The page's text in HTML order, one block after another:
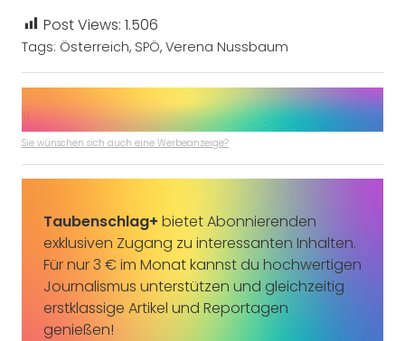
Post Views: 1.506
Tags: Österreich, SPÖ, Verena Nussbaum
Sie wünschen sich auch eine Werbeanzeige?
Taubenschlag+ bietet Abonnierenden
exklusiven Zugang zu interessanten Inhalten.
Für nur 3 € im Monat kannst du hochwertigen
Journalismus unterstützen und gleichzeitig
erstklassige Artikel und Reportagen
genießen!